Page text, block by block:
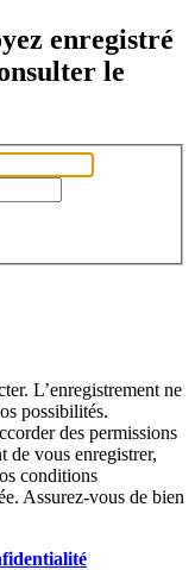
enregistré
le
L’enregistrement ne
possibilités.
des permissions
de vous enregistrer,
conditions
Assurez-vous de bien